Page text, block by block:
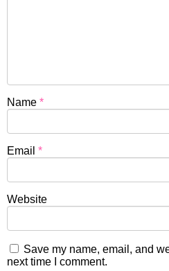
Name *
Email *
Website
Save my name, email, and
next time I comment.